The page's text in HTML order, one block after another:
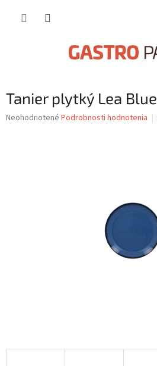
Tanier plytký Lea Blue
Priemerné
Neohodnotené Podrobnosti hodnotenia